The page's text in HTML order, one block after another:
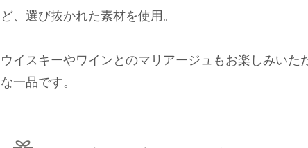
ど、選び抜かれた素材を使用。
ウイスキーやワインとのマリアージュもお楽しみい
な一品です。